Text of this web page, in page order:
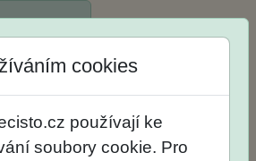
cookies
používají ke
soubory cookie. Pro